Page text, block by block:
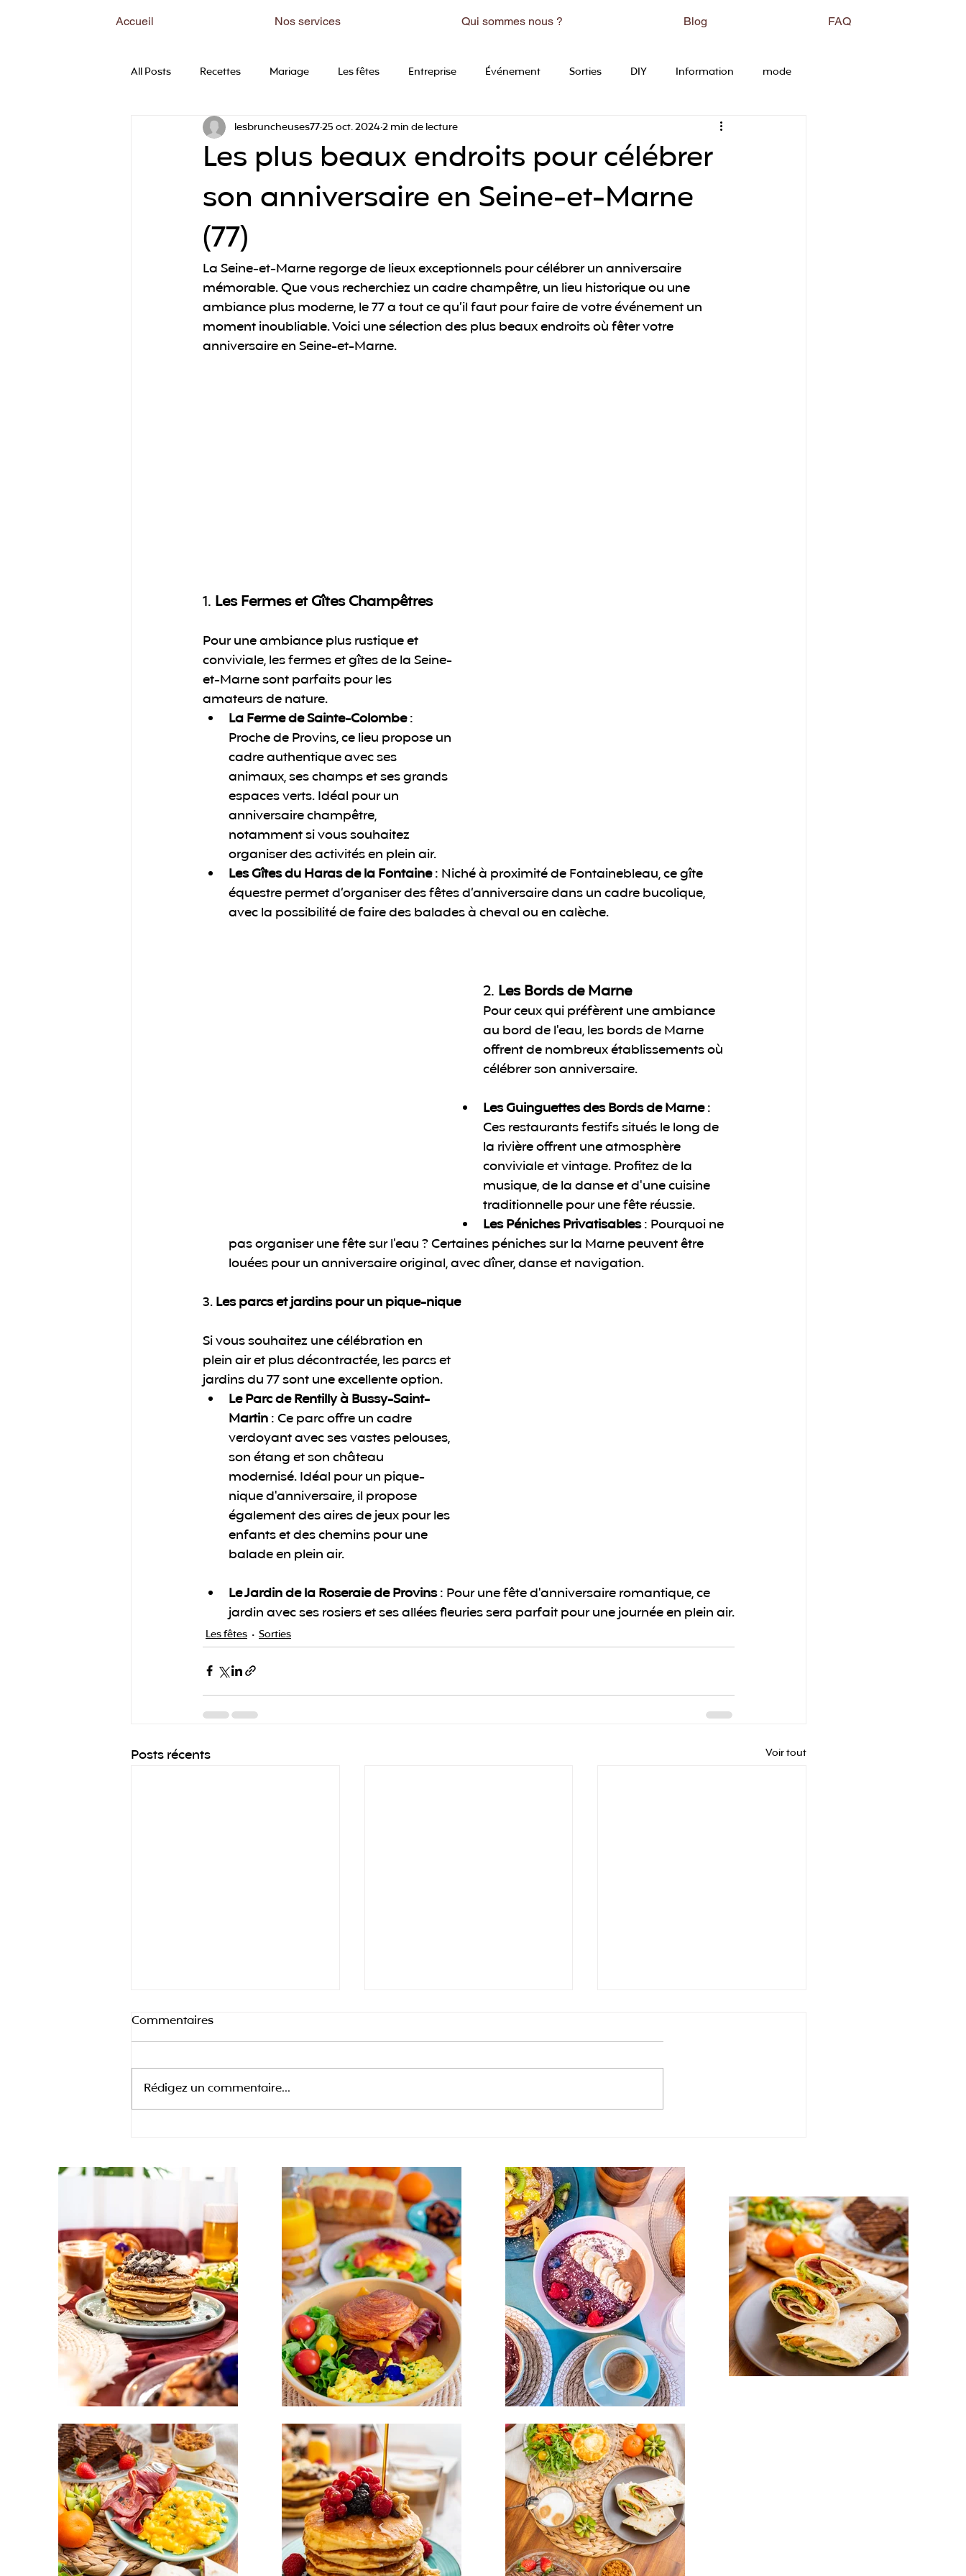
Accueil Nos services Qui sommes nous ? Blog FAQ
All Posts Recettes Mariage Les fêtes Entreprise Événement Sorties DIY Information mode
Les plus beaux endroits pour célébrer
son anniversaire en Seine-et-Marne
(77)
lesbruncheuses7725 oct. 20242 min de lecture
La Seine-et-Marne regorge de lieux exceptionnels pour célébrer un anniversaire
mémorable. Que vous recherchiez un cadre champêtre, un lieu historique ou une
ambiance plus moderne, le 77 a tout ce qu’il faut pour faire de votre événement un
moment inoubliable. Voici une sélection des plus beaux endroits où fêter votre
anniversaire en Seine-et-Marne.
1. Les Fermes et Gîtes Champêtres
Pour une ambiance plus rustique et
conviviale, les fermes et gîtes de la Seine-
et-Marne sont parfaits pour les
amateurs de nature.
La Ferme de Sainte-Colombe :
Proche de Provins, ce lieu propose un
cadre authentique avec ses
animaux, ses champs et ses grands
espaces verts. Idéal pour un
anniversaire champêtre,
notamment si vous souhaitez
organiser des activités en plein air.
Les Gîtes du Haras de la Fontaine : Niché à proximité de Fontainebleau, ce gîte
équestre permet d’organiser des fêtes d’anniversaire dans un cadre bucolique,
avec la possibilité de faire des balades à cheval ou en calèche.
2. Les Bords de Marne
Pour ceux qui préfèrent une ambiance
au bord de l'eau, les bords de Marne
offrent de nombreux établissements où
célébrer son anniversaire.
Les Guinguettes des Bords de Marne :
Ces restaurants festifs situés le long de
la rivière offrent une atmosphère
conviviale et vintage. Profitez de la
musique, de la danse et d'une cuisine
traditionnelle pour une fête réussie.
Les Péniches Privatisables : Pourquoi ne
pas organiser une fête sur l'eau ? Certaines péniches sur la Marne peuvent être
louées pour un anniversaire original, avec dîner, danse et navigation.
3. Les parcs et jardins pour un pique-nique
Si vous souhaitez une célébration en
plein air et plus décontractée, les parcs et
jardins du 77 sont une excellente option.
Le Parc de Rentilly à Bussy-Saint-
Martin : Ce parc offre un cadre
verdoyant avec ses vastes pelouses,
son étang et son château
modernisé. Idéal pour un pique-
nique d'anniversaire, il propose
également des aires de jeux pour les
enfants et des chemins pour une
balade en plein air.
Le Jardin de la Roseraie de Provins : Pour une fête d'anniversaire romantique, ce
jardin avec ses rosiers et ses allées fleuries sera parfait pour une journée en plein air.
Les fêtes Sorties
Posts récents Voir tout
l'annonce et le repas en un
seul événement réussi
matinée parfaite avant le
grand jour
thèmes, budget
Commentaires
Rédigez un commentaire...